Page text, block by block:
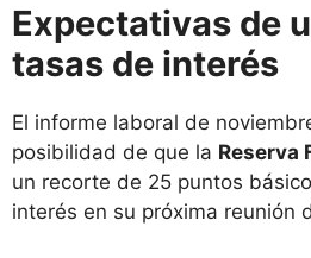
Expectativas de
tasas de interés
El informe laboral de
posibilidad de que la Reserva
un recorte de 25 puntos
interés en su próxima reunión